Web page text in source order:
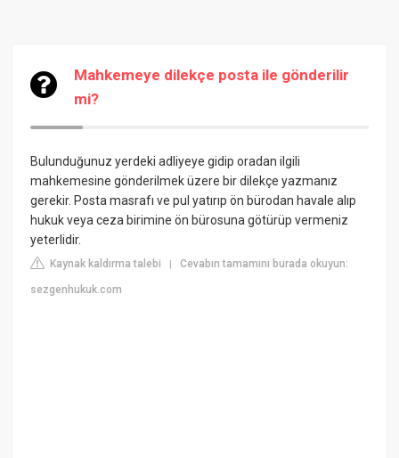
Mahkemeye dilekçe posta ile gönderilir
mi?
Bulunduğunuz yerdeki adliyeye gidip oradan ilgili
mahkemesine gönderilmek üzere bir dilekçe yazmanız
gerekir. Posta masrafı ve pul yatırıp ön bürodan havale alıp
hukuk veya ceza birimine ön bürosuna götürüp vermeniz
yeterlidir.
Kaynak kaldırma talebi |Cevabın tamamını burada okuyun:
sezgenhukuk.com